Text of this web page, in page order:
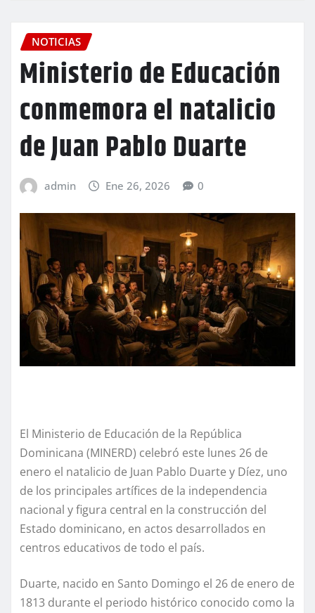
NOTICIAS
Ministerio de Educación
conmemora el natalicio
de Juan Pablo Duarte
admin Ene 26, 2026 0
El Ministerio de Educación de la República
Dominicana (MINERD) celebró este lunes 26 de
enero el natalicio de Juan Pablo Duarte y Díez, uno
de los principales artífices de la independencia
nacional y figura central en la construcción del
Estado dominicano, en actos desarrollados en
centros educativos de todo el país.
Duarte, nacido en Santo Domingo el 26 de enero de
1813 durante el periodo histórico conocido como la